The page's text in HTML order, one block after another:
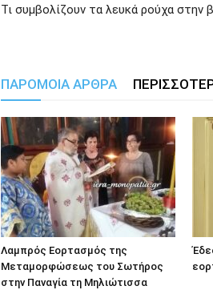
Τι συμβολίζουν τα λευκά ρούχα στην
ΠΑΡΟΜΟΙΑ ΑΡΘΡΑ
Λαμπρός Εορτασμός της
Μεταμορφώσεως του Σωτήρος
στην Παναγία τη Μηλιώτισσα